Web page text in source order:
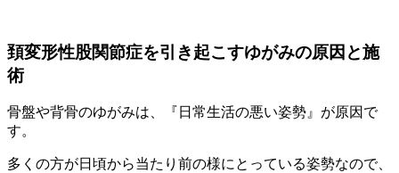
頚変形性股関節症を引き起こすゆがみの原因と施
術
骨盤や背骨のゆがみは、『日常生活の悪い姿勢』が原因で
す。
多くの方が日頃から当たり前の様にとっている姿勢なので、